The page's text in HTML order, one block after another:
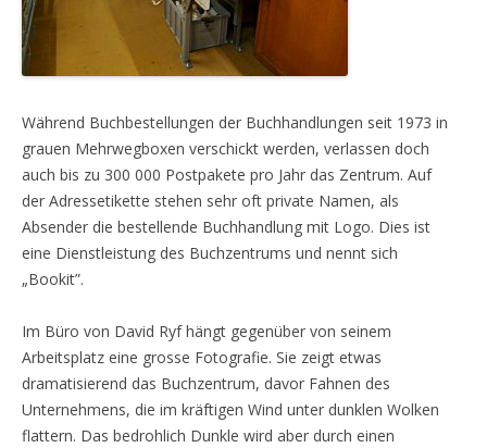
Während Buchbestellungen der Buchhandlungen seit 1973 in
grauen Mehrwegboxen verschickt werden, verlassen doch
auch bis zu 300 000 Postpakete pro Jahr das Zentrum. Auf
der Adressetikette stehen sehr oft private Namen, als
Absender die bestellende Buchhandlung mit Logo. Dies ist
eine Dienstleistung des Buchzentrums und nennt sich
„Bookit”.
Im Büro von David Ryf hängt gegenüber von seinem
Arbeitsplatz eine grosse Fotografie. Sie zeigt etwas
dramatisierend das Buchzentrum, davor Fahnen des
Unternehmens, die im kräftigen Wind unter dunklen Wolken
flattern. Das bedrohlich Dunkle wird aber durch einen